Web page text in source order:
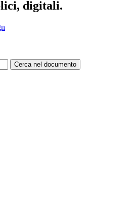
digitali.
Cerca nel documento